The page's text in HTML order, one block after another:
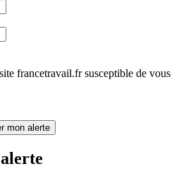
francetravail.fr susceptible de vous
mon alerte